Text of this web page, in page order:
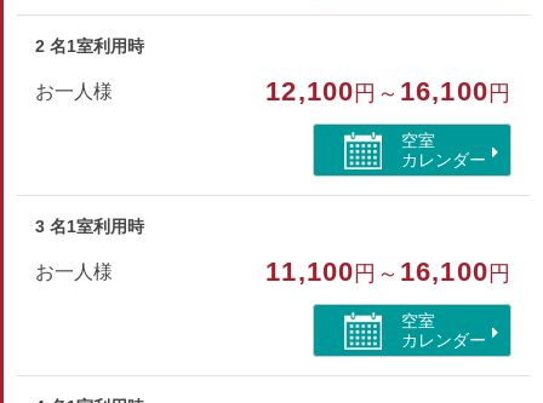
部屋種別
和室
部屋特徴
バス/トイレ/禁煙/ユニットバス/山が見える
2 名1室利用時
お一人様 12,100 円～ 16,100 円
空室
カレンダー
3 名1室利用時
お一人様 11,100 円～ 16,100 円
空室
カレンダー